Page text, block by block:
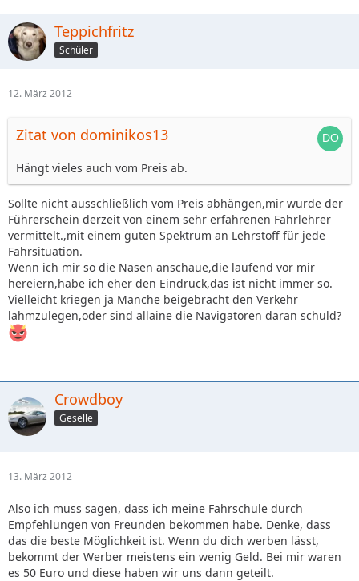
Teppichfritz
Schüler
12. März 2012
Zitat von dominikos13
Hängt vieles auch vom Preis ab.
Sollte nicht ausschließlich vom Preis abhängen,mir wurde der
Führerschein derzeit von einem sehr erfahrenen Fahrlehrer
vermittelt.,mit einem guten Spektrum an Lehrstoff für jede
Fahrsituation.
Wenn ich mir so die Nasen anschaue,die laufend vor mir
hereiern,habe ich eher den Eindruck,das ist nicht immer so.
Vielleicht kriegen ja Manche beigebracht den Verkehr
lahmzulegen,oder sind allaine die Navigatoren daran schuld?
Crowdboy
Geselle
13. März 2012
Also ich muss sagen, dass ich meine Fahrschule durch
Empfehlungen von Freunden bekommen habe. Denke, dass
das die beste Möglichkeit ist. Wenn du dich werben lässt,
bekommt der Werber meistens ein wenig Geld. Bei mir waren
es 50 Euro und diese haben wir uns dann geteilt.